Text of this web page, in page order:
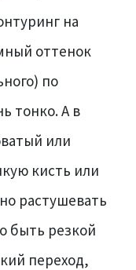
на
оттенок
по
тонко. А в
или
кисть или
растушевать
быть резкой
переход,